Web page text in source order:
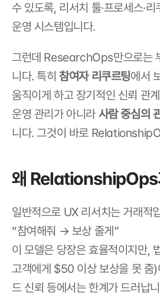
수 있도록, 리서치 툴·프로세스·
운영 시스템입니다.
그런데 ResearchOps만으로는
니다. 특히 참여자 리쿠르팅에서
움직이게 하고 장기적인 신뢰 관
운영 관리가 아니라 사람 중심의
니다. 그것이 바로
왜 RelationshipOps
일반적으로 UX 리서치는 거래적
“참여해줘 → 보상 줄게”
이 모델은 당장은 효율적이지만,
고객에게 $50 이상 보상을 못 줌
드 신뢰 등에서는 한계가 드러납